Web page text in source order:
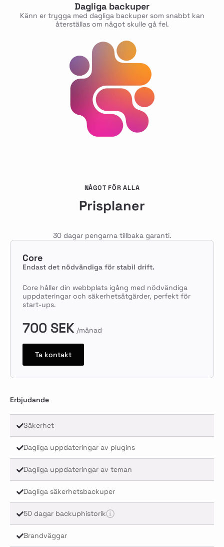
Dagliga backuper
Känn er trygga med dagliga backuper som snabbt kan
återställas om något skulle gå fel.
NÅGOT FÖR ALLA
Prisplaner
30 dagar pengarna tillbaka garanti.
Core
Endast det nödvändiga för stabil drift.
Core håller din webbplats igång med nödvändiga
uppdateringar och säkerhetsåtgärder, perfekt för
start-ups.
700 SEK /månad
Ta kontakt
Erbjudande
Säkerhet
Dagliga uppdateringar av plugins
Dagliga uppdateringar av teman
Dagliga säkerhetsbackuper
50 dagar backuphistorik
Brandväggar